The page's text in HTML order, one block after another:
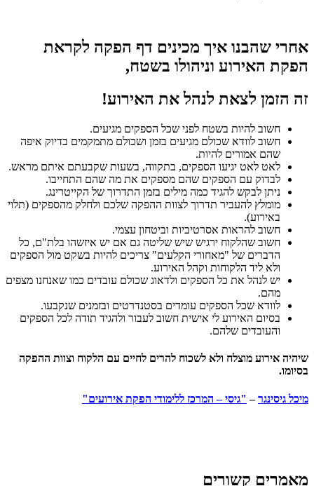
אחרי שהבנו איך מכינים דף הפקה לקראת
הפקת האירוע וניהולו בשטח,
זה הזמן לצאת לנהל את האירוע!
חשוב להיות בשטח לפני שכל הספקים מגיעים.
חשוב לוודא שכולם מגיעים בזמן ושכולם מתמקמים בדיוק איפה
שהם אמורים להיות.
לאט לאט יגיעו הספקים, בתקווה, בשעות שקבעתם איתם מראש.
לבדוק עם הספקים שהם מספקים את מה שהם התחייבו.
ניתן לבקש להגיד כמה מילים בזמן התדרוך של הקייטרינג.
מומלץ להעביר תדרוך לצוות ההפקה שלכם ולחלק מהספקים (תלוי
באירוע).
חשוב להראות אסרטיביות וביטחון עצמי.
חשוב שהלקוח ירגיש שיש שליטה גם אם יש איזשהו בלת"ם, כל
הדברים של "מאחורי הקלעים" צריכים להיות בשקט מול הספקים
ולא ליד הלקוחות וקהל האירוע.
יש לנהל את כל הספקים ולדאוג שכולם עובדים כמו שאנחנו מצפים
מהם.
לוודא שכל הספקים עומדים בסטנדרטים ובזמנים שנקבעו.
בסיום האירוע לי אישית חשוב לעבור ולהגיד תודה לכל הספקים
והעובדים שלהם.
שיהיה אירוע מוצלח ולא לשכוח להרים לחיים עם הלקוח וצוות ההפקה
בסיומו.
מיכל גיסינגר– "גיסי – המרכז ללימודי הפקת אירועים"
מאמרים קשורים